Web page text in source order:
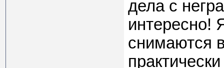
дела с
интересно!
снимаются